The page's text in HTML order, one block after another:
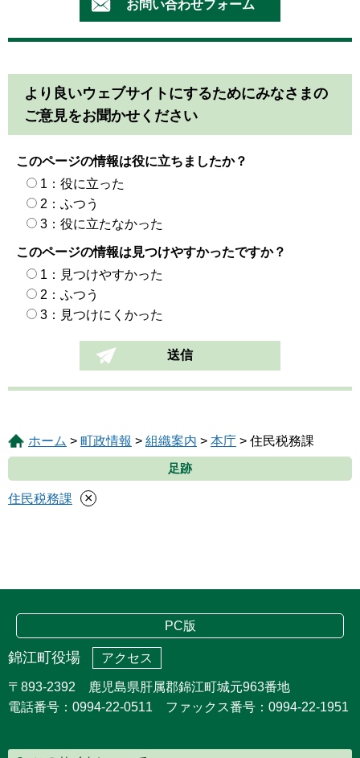
より良いウェブサイトにするためにみなさまの
ご意見をお聞かせください
このページの情報は役に立ちましたか？
1：役に立った
2：ふつう
3：役に立たなかった
このページの情報は見つけやすかったですか？
1：見つけやすかった
2：ふつう
3：見つけにくかった
ホーム > 町政情報 > 組織案内 > 本庁 > 住民税務課
足跡
住民税務課 ×
PC版
錦江町役場 アクセス
〒893-2392 鹿児島県肝属郡錦江町城元963番地
電話番号：0994-22-0511 ファックス番号：0994-22-1951